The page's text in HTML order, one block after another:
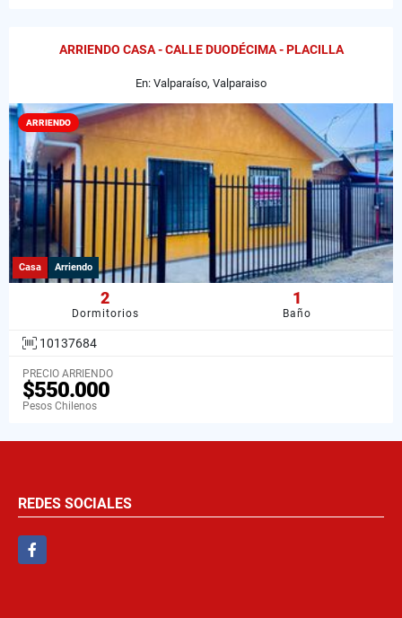
ARRIENDO CASA - CALLE DUODÉCIMA - PLACILLA
En: Valparaíso, Valparaiso
ARRIENDO
Casa Arriendo
2
Dormitorios
1
Baño
10137684
PRECIO ARRIENDO
$550.000
Pesos Chilenos
REDES SOCIALES
Facebook